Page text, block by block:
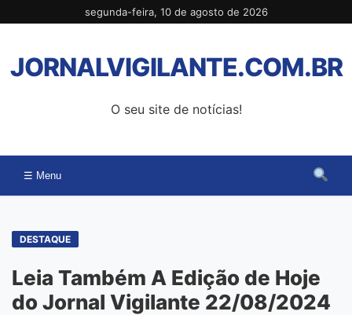
para
conteúdo
segunda-feira, 10 de agosto de 2026
JORNALVIGILANTE.COM.BR
O seu site de notícias!
☰ Menu
DESTAQUE
Leia Também A Edição de Hoje
do Jornal Vigilante 22/08/2024